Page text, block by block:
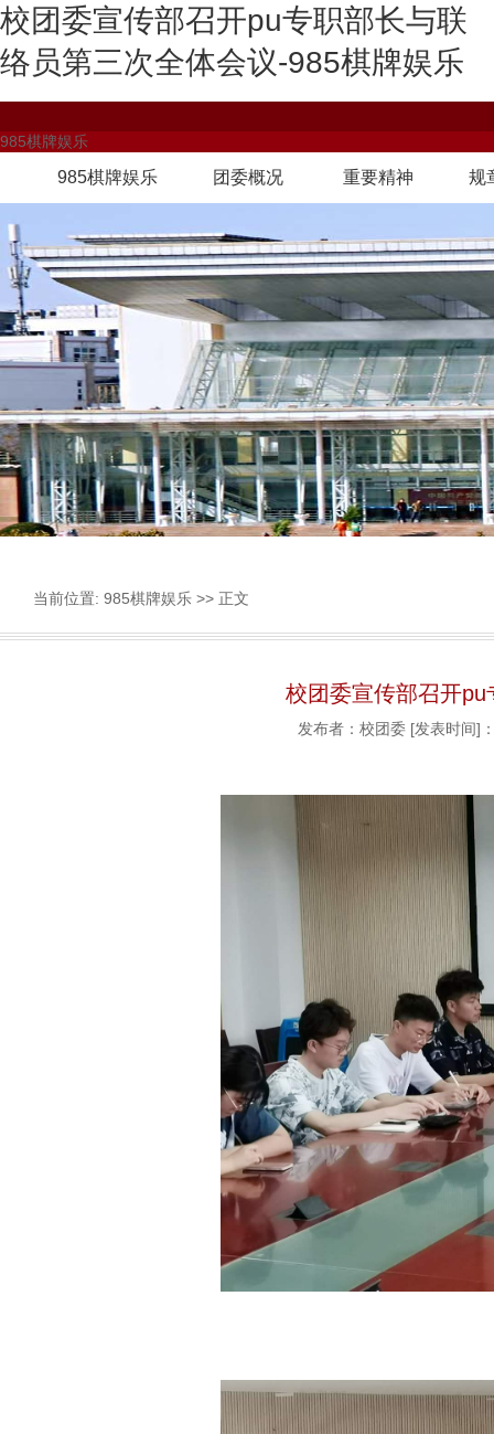
校团委宣传部召开pu专职部长与联
络员第三次全体会议-985棋牌娱乐
985棋牌娱乐
985棋牌娱乐 团委概况 重要精神 规
当前位置: 985棋牌娱乐 >> 正文
校团委宣传部召开
发布者：校团委 [发表时间]